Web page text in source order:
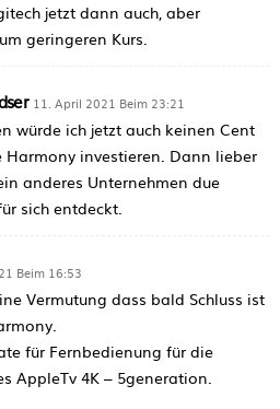
jetzt dann auch, aber
geringeren Kurs.
11. April 2021 Beim 23:21
würde ich jetzt auch keinen Cent
Harmony investieren. Dann lieber
anderes Unternehmen due
sich entdeckt.
Beim 16:53
Vermutung dass bald Schluss ist
für Fernbedienung für die
AppleTv 4K – 5generation.